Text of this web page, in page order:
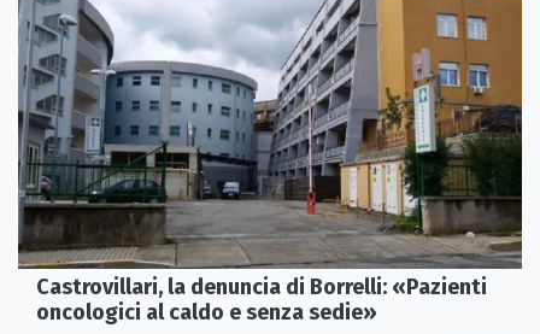
Castrovillari, la denuncia di Borrelli: «Pazienti
oncologici al caldo e senza sedie»